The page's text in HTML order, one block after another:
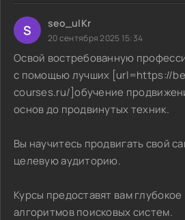
S seo_ulKr
20 сентября 2025 15:34
Освой востребованную
с помощью лучших [url=https://
courses.ru/]обучение
основ до продвинутых техник.
Вы научитесь продвигать свой
целевую аудиторию.
Курсы предоставят вам
алгоритмов поисковых систем.